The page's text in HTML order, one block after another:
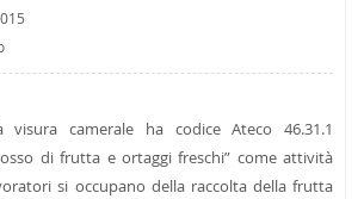
visura camerale ha codice Ateco 46.31.1
di frutta e ortaggi freschi” come attività
si occupano della raccolta della frutta